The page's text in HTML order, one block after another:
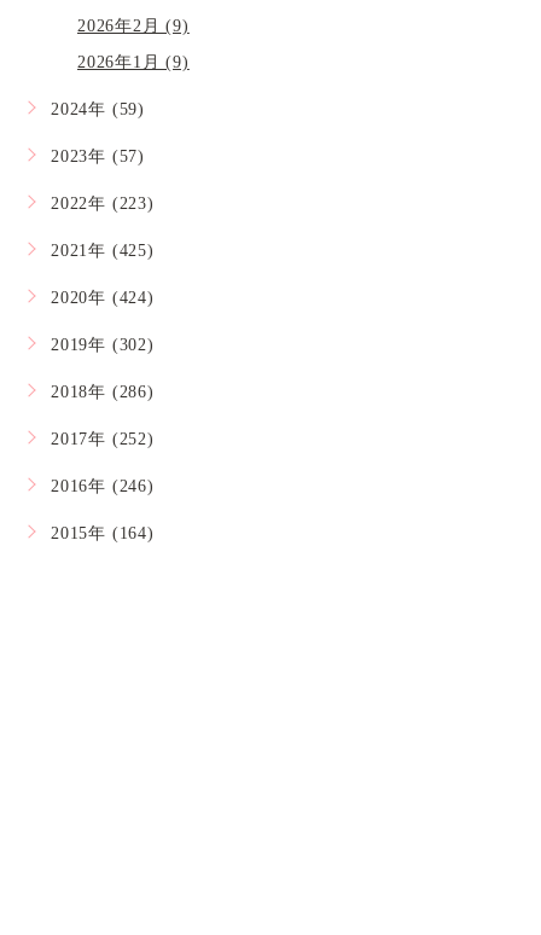
2026年2月 (9)
2026年1月 (9)
2024年 (59)
2023年 (57)
2022年 (223)
2021年 (425)
2020年 (424)
2019年 (302)
2018年 (286)
2017年 (252)
2016年 (246)
2015年 (164)